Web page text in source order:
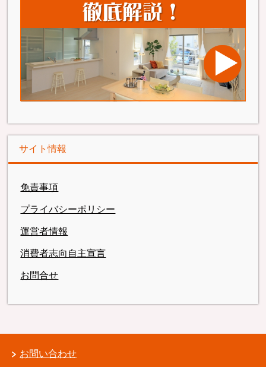
サイト情報
免責事項
プライバシーポリシー
運営者情報
消費者志向自主宣言
お問合せ
お問い合わせ